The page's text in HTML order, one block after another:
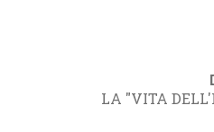
LA "VITA